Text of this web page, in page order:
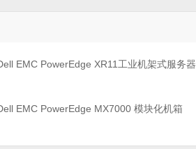
EMC PowerEdge XR11工业机架式服务器
EMC PowerEdge MX7000 模块化机箱